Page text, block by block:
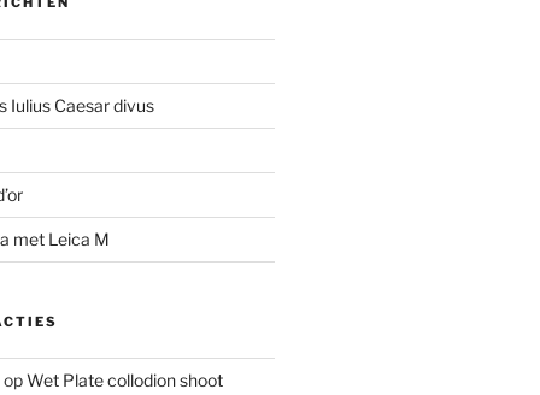
Iulius Caesar divus
met Leica M
opWet Plate collodion shoot